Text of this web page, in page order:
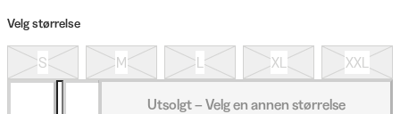
Velg størrelse
S M L XL XXL
Utsolgt – Velg en annen størrelse